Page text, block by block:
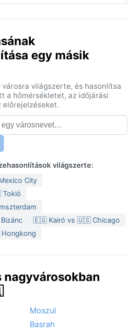
egy másik
városra világszerte, és hasonlítsa
a hőmérsékletet, az időjárási
előrejelzéseket.
világszerte:
City
🇪🇬 Kairó vs 🇺🇸 Chicago
nagyvárosokban
Moszul
Basrah